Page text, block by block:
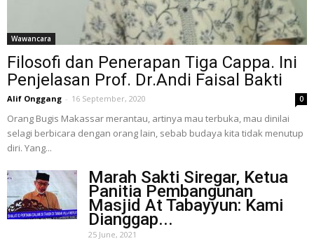
Wawancara
Filosofi dan Penerapan Tiga Cappa. Ini
Penjelasan Prof. Dr.Andi Faisal Bakti
Alif Onggang - 16 September, 2020 0
Orang Bugis Makassar merantau, artinya mau terbuka, mau dinilai
selagi berbicara dengan orang lain, sebab budaya kita tidak menutup
diri. Yang...
Marah Sakti Siregar, Ketua
Panitia Pembangunan
Masjid At Tabayyun: Kami
Dianggap...
25 June, 2021